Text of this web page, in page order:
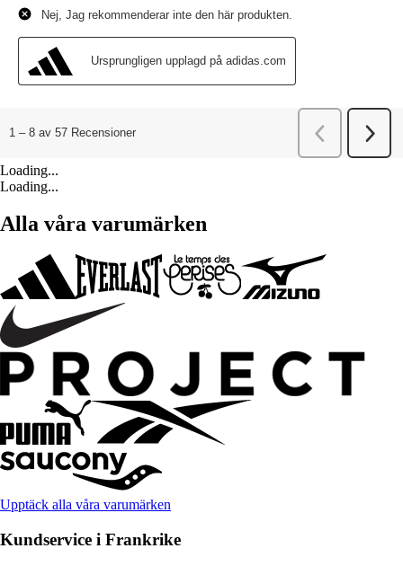
Loading...
Loading...
Alla våra varumärken
Upptäck alla våra varumärken
Kundservice i Frankrike